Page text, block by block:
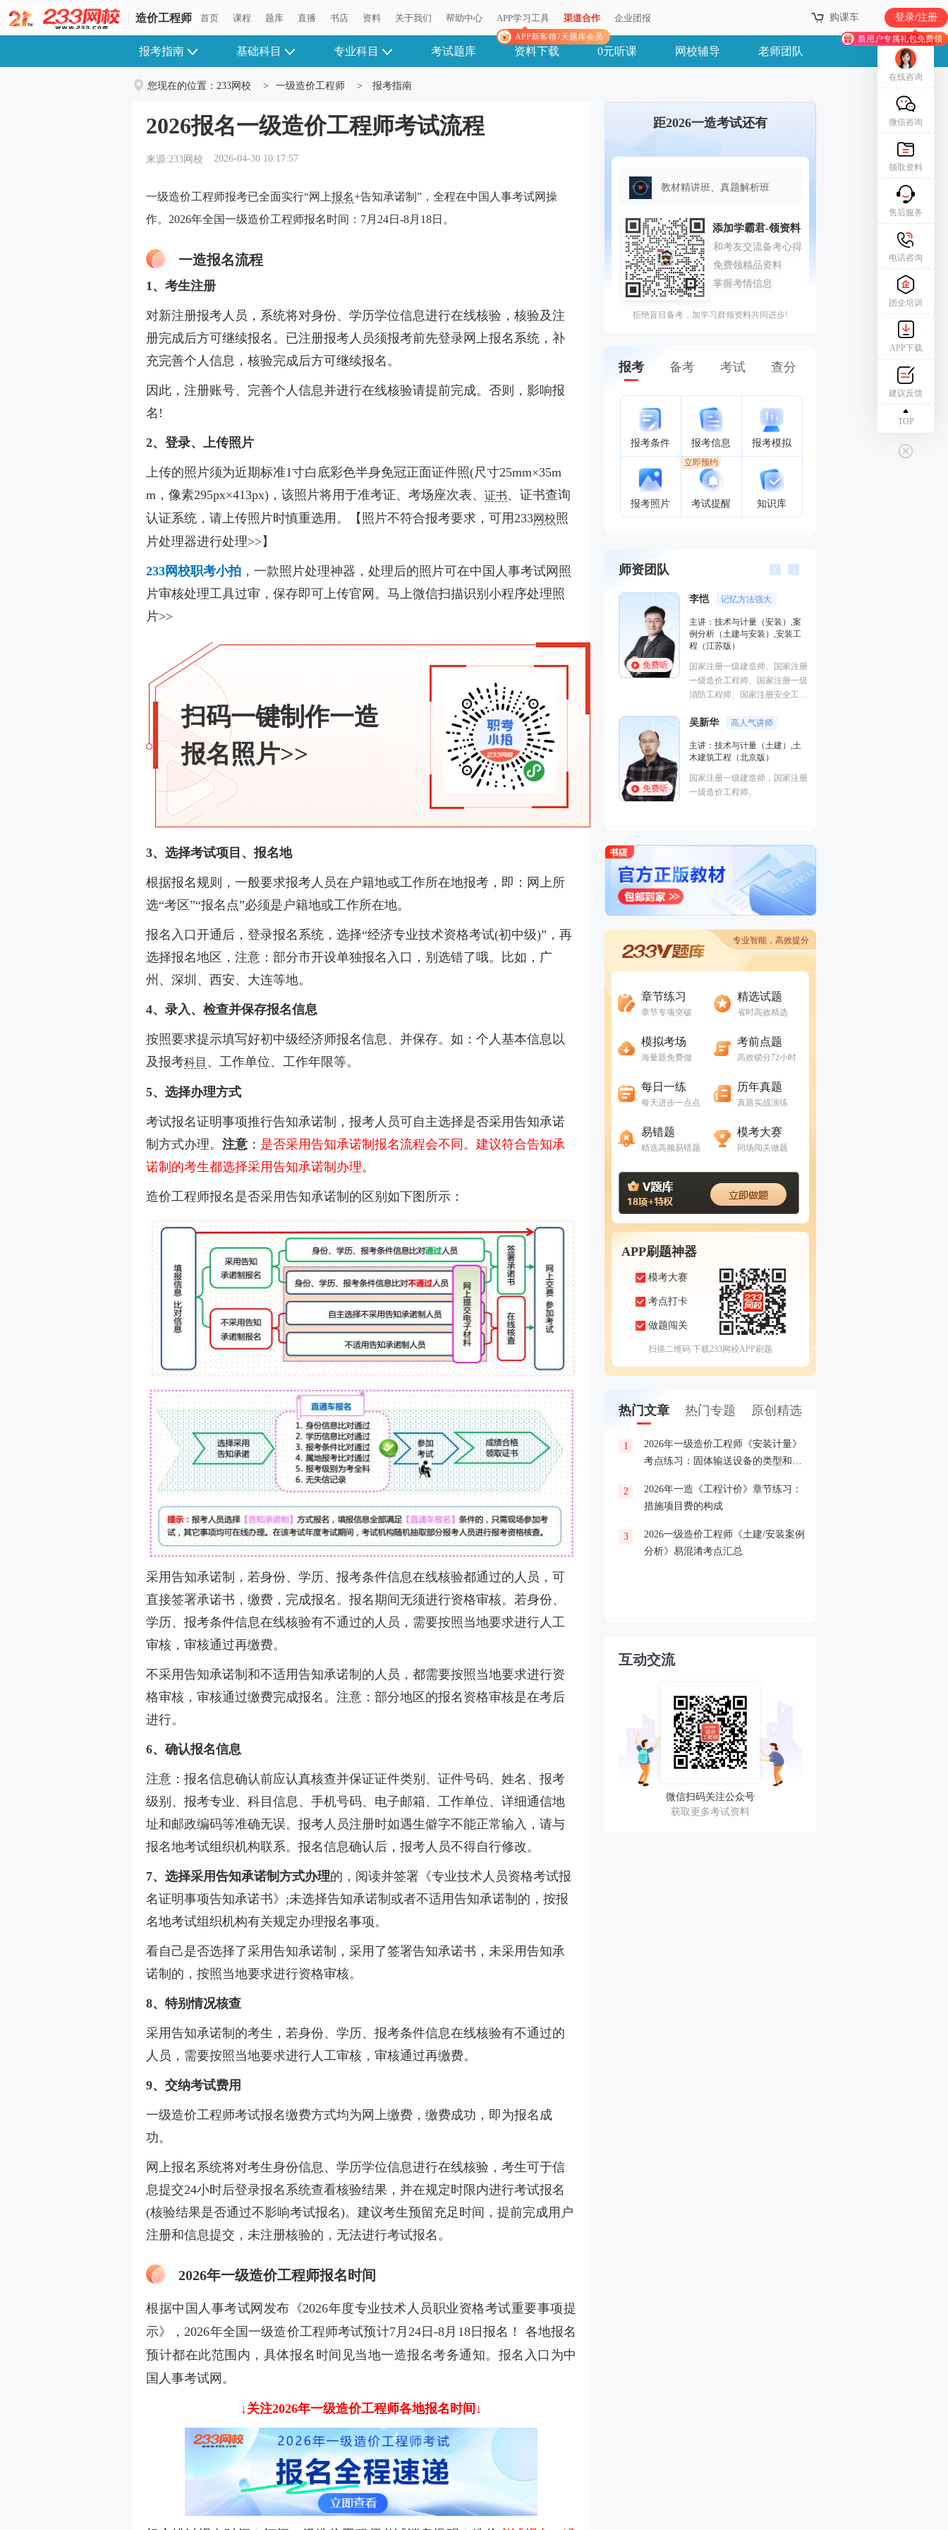
造价工程师 首页 课程 题库 直播 书店 资料 关于我们 帮助中心 APP学习工具
APP新客领7天题库会员
渠道合作 企业团报 购课车 登录/注册
新用户专属礼包免费领
报考指南 基础科目 专业科目 考试题库 资料下载 0元听课 网校辅导 老师团队
您现在的位置： 233网校 > 一级造价工程师 > 报考指南
2026报名一级造价工程师考试流程
来源:233网校 2026-04-30 10:17:57
一级造价工程师报考已全面实行“网上报名+告知承诺制”，全程在中国人事考试网操
作。2026年全国一级造价工程师报名时间：7月24日-8月18日。
一造报名流程
1、考生注册
对新注册报考人员，系统将对身份、学历学位信息进行在线核验，核验及注
册完成后方可继续报名。已注册报考人员须报考前先登录网上报名系统，补
充完善个人信息，核验完成后方可继续报名。
因此，注册账号、完善个人信息并进行在线核验请提前完成。否则，影响报
名!
2、登录、上传照片
上传的照片须为近期标准1寸白底彩色半身免冠正面证件照(尺寸25mm×35m
m，像素295px×413px)，该照片将用于准考证、考场座次表、 证书、证书查询
认证系统，请上传照片时慎重选用。【照片不符合报考要求，可用233网校照
片处理器进行处理>>】
233网校职考小拍 ，一款照片处理神器，处理后的照片可在中国人事考试网照
片审核处理工具过审，保存即可上传官网。马上微信扫描识别小程序处理照
片>>
扫码一键制作一造
报名照片>>
3、选择考试项目、报名地
根据报名规则，一般要求报考人员在户籍地或工作所在地报考，即：网上所
选“考区”“报名点”必须是户籍地或工作所在地。
报名入口开通后，登录报名系统，选择“经济专业技术资格考试(初中级)”，再
选择报名地区，注意：部分市开设单独报名入口，别选错了哦。比如，广
州、深圳、西安、大连等地。
4、录入、检查并保存报名信息
按照要求提示填写好初中级经济师报名信息、并保存。如：个人基本信息以
及报考科目 、工作单位、工作年限等。
5、选择办理方式
考试报名证明事项推行告知承诺制，报考人员可自主选择是否采用告知承诺
制方式办理。 注意 ： 是否采用告知承诺制报名流程会不同。建议符合告知承
诺制的考生都选择采用告知承诺制办理。
造价工程师报名是否采用告知承诺制的区别如下图所示：
采用告知承诺制，若身份、学历、报考条件信息在线核验都通过的人员，可
直接签署承诺书，缴费，完成报名。报名期间无须进行资格审核。若身份、
学历、报考条件信息在线核验有不通过的人员，需要按照当地要求进行人工
审核，审核通过再缴费。
不采用告知承诺制和不适用告知承诺制的人员，都需要按照当地要求进行资
格审核，审核通过缴费完成报名。注意：部分地区的报名资格审核是在考后
进行。
6、确认报名信息
注意：报名信息确认前应认真核查并保证证件类别、证件号码、姓名、报考
级别、报考专业、科目信息、手机号码、电子邮箱、工作单位、详细通信地
址和邮政编码等准确无误。报考人员注册时如遇生僻字不能正常输入，请与
报名地考试组织机构联系。报名信息确认后，报考人员不得自行修改。
7、选择采用告知承诺制方式办理的，阅读并签署《专业技术人员资格考试报
名证明事项告知承诺书》;未选择告知承诺制或者不适用告知承诺制的，按报
名地考试组织机构有关规定办理报名事项。
看自己是否选择了采用告知承诺制，采用了签署告知承诺书，未采用告知承
诺制的，按照当地要求进行资格审核。
8、特别情况核查
采用告知承诺制的考生，若身份、学历、报考条件信息在线核验有不通过的
人员，需要按照当地要求进行人工审核，审核通过再缴费。
9、交纳考试费用
一级造价工程师考试报名缴费方式均为网上缴费，缴费成功，即为报名成
功。
网上报名系统将对考生身份信息、学历学位信息进行在线核验，考生可于信
息提交24小时后登录报名系统查看核验结果，并在规定时限内进行考试报名
(核验结果是否通过不影响考试报名)。建议考生预留充足时间，提前完成用户
注册和信息提交，未注册核验的，无法进行考试报名。
2026年一级造价工程师报名时间
根据中国人事考试网发布《2026年度专业技术人员职业资格考试重要事项提
示》，2026年全国一级造价工程师考试预计7月24日-8月18日报名！ 各地报名
预计都在此范围内，具体报名时间见当地一造报名考务通知。报名入口为中
国人事考试网。
↓关注2026年一级造价工程师各地报名时间↓
距2026一造考试还有
教材精讲班、真题解析班
拒绝盲目备考，加学习群领资料共同进步!
报考 备考 考试 查分
报考条件 报考信息 报考模拟
报考照片 考试提醒
立即预约
知识库
师资团队
免费听
李恺 记忆方法强大
主讲：技术与计量（安装）,案
例分析（土建与安装）,安装工
程（江苏版）
国家注册一级建造师、国家注册
一级造价工程师、国家注册一级
消防工程师、国家注册安全工程
免费听
吴新华 高人气讲师
主讲：技术与计量（土建）,土
木建筑工程（北京版）
国家注册一级建造师，国家注册
一级造价工程师。
专业智能，高效提分
章节练习
章节专项突破
精选试题
省时高效精选
模拟考场
海量题免费做
考前点题
高效锁分72小时
每日一练
每天进步一点点
历年真题
真题实战演练
易错题
精选高频易错题
模考大赛
同场闯关做题
APP刷题神器
模考大赛
考点打卡
做题闯关
扫描二维码 下载233网校APP刷题
热门文章 热门专题 原创精选
1
2026年一级造价工程师《安装计量》
考点练习：固体输送设备的类型和特
2
2026年一造《工程计价》章节练习：
措施项目费的构成
3
2026一级造价工程师《土建/安装案例
分析》易混淆考点汇总
互动交流
微信扫码关注公众号
获取更多考试资料
在线咨询
微信咨询
领取资料
售后服务
电话咨询
团企培训
APP下载
建议反馈
TOP